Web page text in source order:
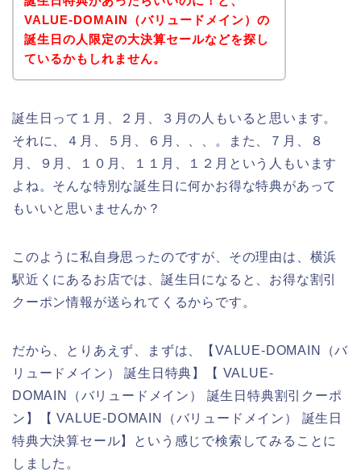
VALUE-DOMAIN（バリュードメイン）の
誕生日の人限定の大決算セールなどを探し
ているかもしれません。
誕生日って１月、２月、３月の人もいると思います。
それに、４月、５月、６月、、、。また、７月、８
月、９月、１０月、１１月、１２月という人もいます
よね。そんな特別な誕生日に何かお得な特典があって
もいいと思いませんか？
このように私自身思ったのですが、その理由は、横浜
駅近くにあるお店では、誕生日になると、お得な割引
クーポン情報が送られてくるからです。
だから、とりあえず、まずは、【VALUE-DOMAIN（バ
リュードメイン） 誕生日特典】【 VALUE-
DOMAIN（バリュードメイン） 誕生日特典割引クーポ
ン】【 VALUE-DOMAIN（バリュードメイン） 誕生日
特典大決算セール】という感じで検索してみることに
しました。